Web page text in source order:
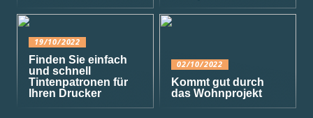
19/10/2022
Finden Sie einfach
und schnell
Tintenpatronen für
Ihren Drucker
02/10/2022
Kommt gut durch
das Wohnprojekt